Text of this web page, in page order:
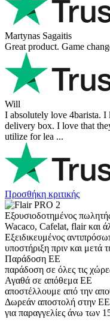
Martynas Sagaitis
Great product. Game
Will
I absolutely love 4barista. I
delivery box. I love that
utilize for lea ...
Προσθήκη κριτικής
Εξουσιοδοτημένος
Wacaco, Cafelat, flair και
Εξειδικευμένος
υποστήριξη πριν και μετά
Παράδοση ΕΕ
παράδοση σε όλες τις
Αγαθά σε απόθεμα ΕΕ
αποστέλλουμε από την
Δωρεάν αποστολή στην ΕΕ
για παραγγελίες άνω των